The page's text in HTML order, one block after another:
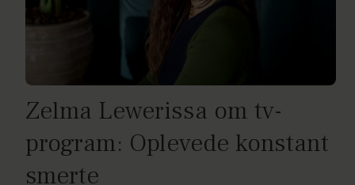
Zelma Lewerissa om tv-
program: Oplevede konstant
smerte